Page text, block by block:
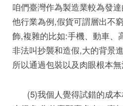
咱們臺灣作為製造業較為發
他行業為例,假貨可謂層出不
飾,複雜的比如:手機、動車、
非法叫抄襲和造假,大的背景
所以通過包裝以及肉眼根本無
(5)我個人覺得試錯的成本